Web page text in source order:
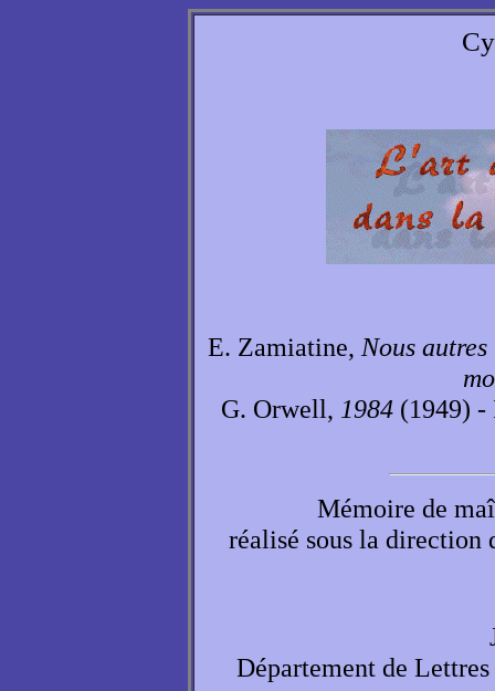
E. Zamiatine, Nous autres
G. Orwell, 1984 (1949)
Mémoire de
réalisé sous la direction
Département de